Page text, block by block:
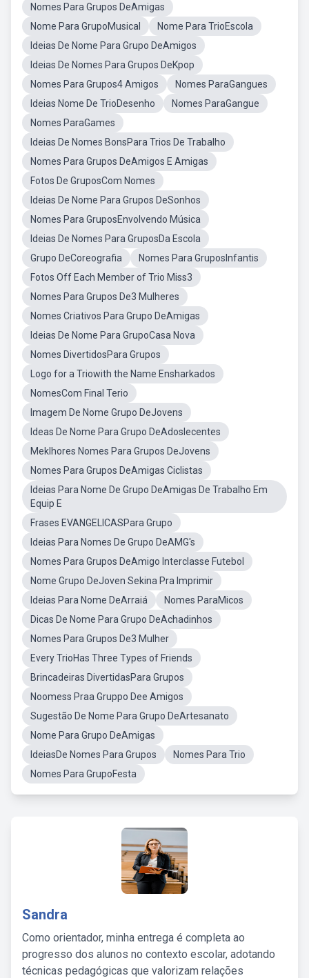
Nomes Para Grupos DeAmigas
Nome Para GrupoMusical
Nome Para TrioEscola
Ideias De Nome Para Grupo DeAmigos
Ideias De Nomes Para Grupos DeKpop
Nomes Para Grupos4 Amigos
Nomes ParaGangues
Ideias Nome De TrioDesenho
Nomes ParaGangue
Nomes ParaGames
Ideias De Nomes BonsPara Trios De Trabalho
Nomes Para Grupos DeAmigos E Amigas
Fotos De GruposCom Nomes
Ideias De Nome Para Grupos DeSonhos
Nomes Para GruposEnvolvendo Música
Ideias De Nomes Para GruposDa Escola
Grupo DeCoreografia
Nomes Para GruposInfantis
Fotos Off Each Member of Trio Miss3
Nomes Para Grupos De3 Mulheres
Nomes Criativos Para Grupo DeAmigas
Ideias De Nome Para GrupoCasa Nova
Nomes DivertidosPara Grupos
Logo for a Triowith the Name Ensharkados
NomesCom Final Terio
Imagem De Nome Grupo DeJovens
Ideas De Nome Para Grupo DeAdoslecentes
Meklhores Nomes Para Grupos DeJovens
Nomes Para Grupos DeAmigas Ciclistas
Ideias Para Nome De Grupo DeAmigas De Trabalho Em
Equip E
Frases EVANGELICASPara Grupo
Ideias Para Nomes De Grupo DeAMG's
Nomes Para Grupos DeAmigo Interclasse Futebol
Nome Grupo DeJoven Sekina Pra Imprimir
Ideias Para Nome DeArraiá
Nomes ParaMicos
Dicas De Nome Para Grupo DeAchadinhos
Nomes Para Grupos De3 Mulher
Every TrioHas Three Types of Friends
Brincadeiras DivertidasPara Grupos
Noomess Praa Gruppo Dee Amigos
Sugestão De Nome Para Grupo DeArtesanato
Nome Para Grupo DeAmigas
IdeiasDe Nomes Para Grupos
Nomes Para Trio
Nomes Para GrupoFesta
Sandra
Como orientador, minha entrega é completa ao
progresso dos alunos no contexto escolar, adotando
técnicas pedagógicas que valorizam relações